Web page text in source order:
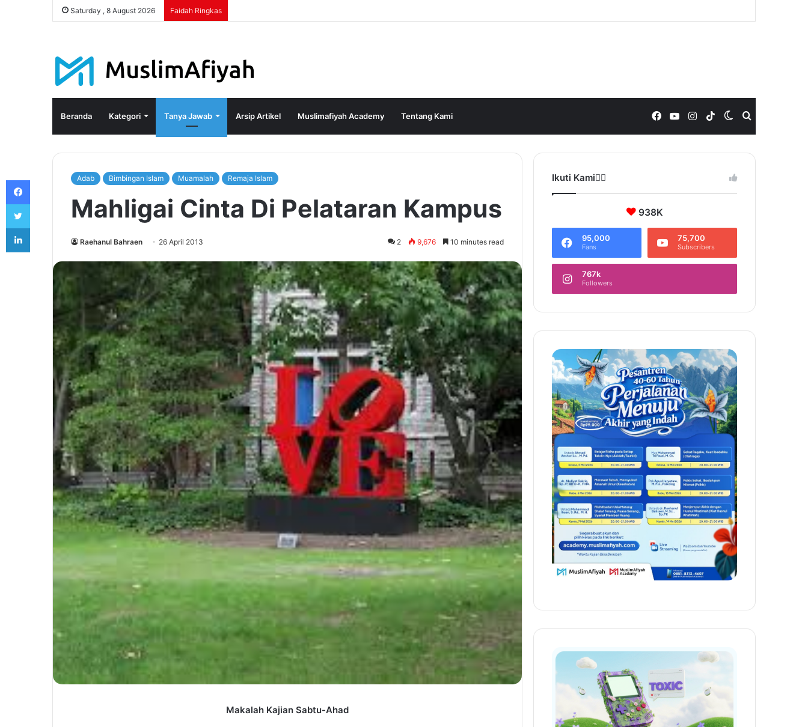
Saturday , 8 August 2026 Faidah Ringkas
Beranda Kategori Tanya Jawab Arsip Artikel Muslimafiyah Academy Tentang Kami Switch
skin
TikTok
Instagram
YouTube
Facebook
Adab Bimbingan Islam Muamalah Remaja Islam
Mahligai Cinta Di Pelataran Kampus
Raehanul Bahraen 26 April 2013 2 9,676 10 minutes read
Makalah Kajian Sabtu-Ahad
Ikuti Kami❤️‍🔥
938K
95,000
Fans
75,700
Subscribers
767k
Followers
Facebook
Twitter
LinkedIn